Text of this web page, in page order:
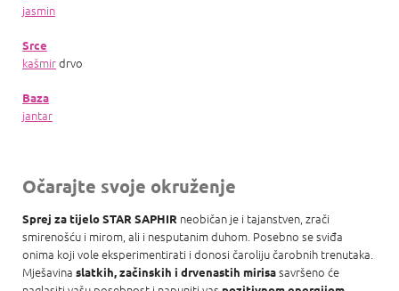
jasmin
Srce
kašmirdrvo
Baza
jantar
Očarajte svoje okruženje
Sprej za tijelo STAR SAPHIR neobičan je i tajanstven, zrači
smirenošću i mirom, ali i nesputanim duhom. Posebno se sviđa
onima koji vole eksperimentirati i donosi čaroliju čarobnih trenutaka.
Mješavina slatkih, začinskih i drvenastih mirisasavršeno će